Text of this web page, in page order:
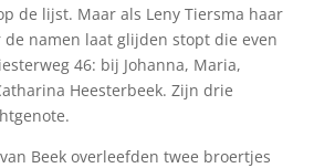
de lijst. Maar als Leny Tiersma haar
namen laat glijden stopt die even
46: bij Johanna, Maria,
Heesterbeek. Zijn drie
Beek overleefden twee broertjes